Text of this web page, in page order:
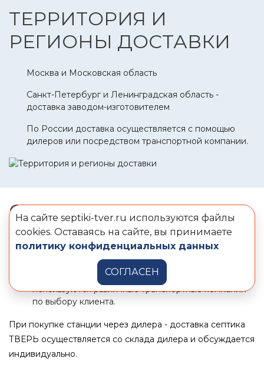
ТЕРРИТОРИЯ И
РЕГИОНЫ ДОСТАВКИ
Москва и Московская область
Санкт-Петербург и Ленинградская область -
доставка заводом-изготовителем
По России доставка осуществляется с помощью
дилеров или посредством транспортной компании.
СРОКИ ДОСТАВКИ
По Московской области и Москве - 3-5 дней,
По Санкт-Петербургу и Ленинградской области -
Для доставки товара в регионы России
используются различные транспортные компании
по выбору клиента.
При покупке станции через дилера - доставка септика
ТВЕРЬ осуществляется со склада дилера и обсуждается
индивидуально.
На сайте septiki-tver.ru используются файлы
cookies. Оставаясь на сайте, вы принимаете
политику конфиденциальных данных
СОГЛАСЕН